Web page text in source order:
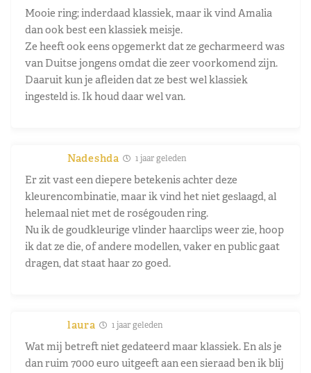
Mooie ring; inderdaad klassiek, maar ik vind Amalia
dan ook best een klassiek meisje.
Ze heeft ook eens opgemerkt dat ze gecharmeerd was
van Duitse jongens omdat die zeer voorkomend zijn.
Daaruit kun je afleiden dat ze best wel klassiek
ingesteld is. Ik houd daar wel van.
Nadeshda 1 jaar geleden
Er zit vast een diepere betekenis achter deze
kleurencombinatie, maar ik vind het niet geslaagd, al
helemaal niet met de roségouden ring.
Nu ik de goudkleurige vlinder haarclips weer zie, hoop
ik dat ze die, of andere modellen, vaker en public gaat
dragen, dat staat haar zo goed.
laura 1 jaar geleden
Wat mij betreft niet gedateerd maar klassiek. En als je
dan ruim 7000 euro uitgeeft aan een sieraad ben ik blij